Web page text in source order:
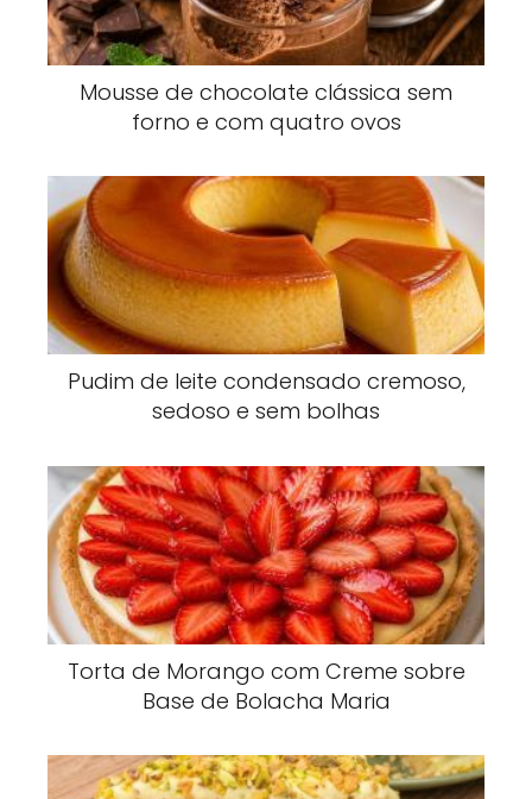
Mousse de chocolate clássica sem
forno e com quatro ovos
Pudim de leite condensado cremoso,
sedoso e sem bolhas
Torta de Morango com Creme sobre
Base de Bolacha Maria